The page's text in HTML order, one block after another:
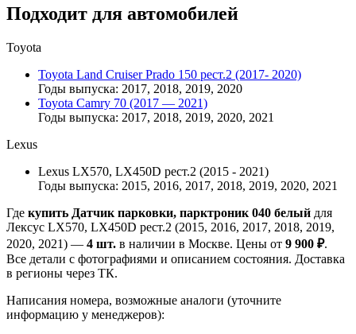
Подходит для автомобилей
Toyota
Toyota Land Cruiser Prado 150 рест.2 (2017- 2020)
Годы выпуска: 2017, 2018, 2019, 2020
Toyota Camry 70 (2017 — 2021)
Годы выпуска: 2017, 2018, 2019, 2020, 2021
Lexus
Lexus LX570, LX450D рест.2 (2015 - 2021)
Годы выпуска: 2015, 2016, 2017, 2018, 2019, 2020, 2021
Где купить Датчик парковки, парктроник 040 белый для
Лексус LX570, LX450D рест.2 (2015, 2016, 2017, 2018, 2019,
2020, 2021) — 4 шт. в наличии в Москве. Цены от 9 900 ₽.
Все детали с фотографиями и описанием состояния. Доставка
в регионы через ТК.
Написания номера, возможные аналоги (уточните
информацию у менеджеров):